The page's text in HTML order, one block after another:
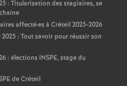
: Titularisation des stagiaires, se
affecté·es à Créteil 2025-2026
: Tout savoir pour réussir son
: élections INSPE, stage du
de Créteil